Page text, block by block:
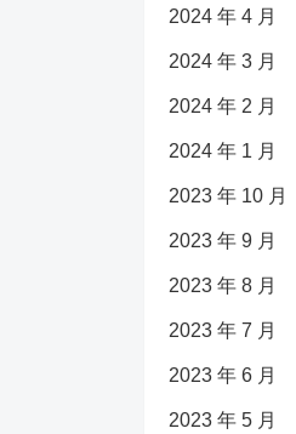
2024 年 4 月
2024 年 3 月
2024 年 2 月
2024 年 1 月
2023 年 10 月
2023 年 9 月
2023 年 8 月
2023 年 7 月
2023 年 6 月
2023 年 5 月